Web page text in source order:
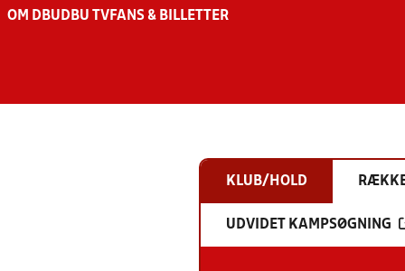
OM DBU DBU TV FANS & BILLETTER
KLUB/HOLD
UDVIDET KAMPSØGNING